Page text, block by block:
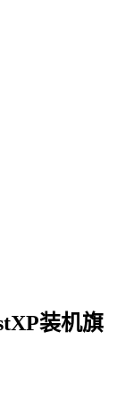
装机旗